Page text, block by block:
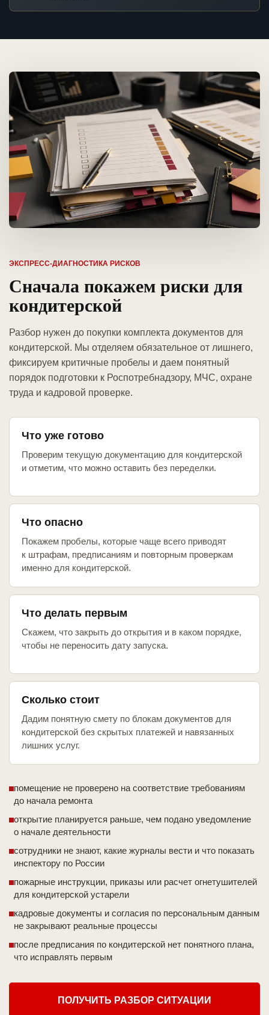
ЭКСПРЕСС-ДИАГНОСТИКА РИСКОВ
Сначала покажем риски для
кондитерской
Разбор нужен до покупки комплекта документов для
кондитерской. Мы отделяем обязательное от лишнего,
фиксируем критичные пробелы и даем понятный
порядок подготовки к Роспотребнадзору, МЧС, охране
труда и кадровой проверке.
Что уже готово
Проверим текущую документацию для кондитерской
и отметим, что можно оставить без переделки.
Что опасно
Покажем пробелы, которые чаще всего приводят
к штрафам, предписаниям и повторным проверкам
именно для кондитерской.
Что делать первым
Скажем, что закрыть до открытия и в каком порядке,
чтобы не переносить дату запуска.
Сколько стоит
Дадим понятную смету по блокам документов для
кондитерской без скрытых платежей и навязанных
лишних услуг.
помещение не проверено на соответствие требованиям
до начала ремонта
открытие планируется раньше, чем подано уведомление
о начале деятельности
сотрудники не знают, какие журналы вести и что показать
инспектору по России
пожарные инструкции, приказы или расчет огнетушителей
для кондитерской устарели
кадровые документы и согласия по персональным данным
не закрывают реальные процессы
после предписания по кондитерской нет понятного плана,
что исправлять первым
ПОЛУЧИТЬ РАЗБОР СИТУАЦИИ